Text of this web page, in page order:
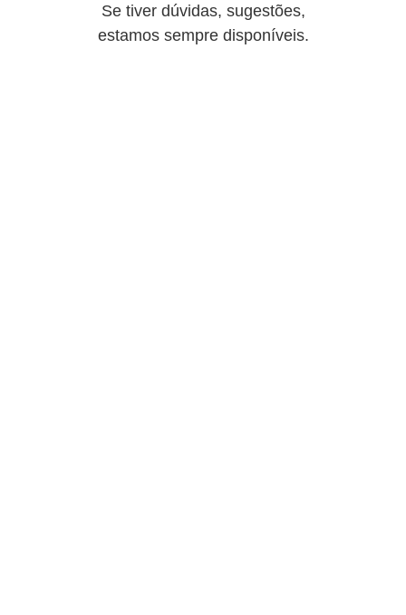
Se tiver dúvidas, sugestões,
estamos sempre disponíveis.